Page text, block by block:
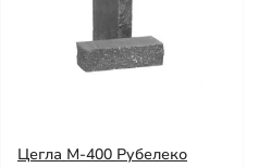
Цегла М-400 Рубелеко